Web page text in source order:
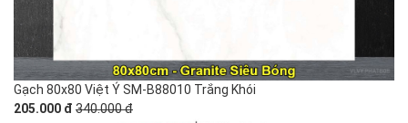
Gạch 80x80 Việt Ý SM-B88010 Trắng Khói
205.000 đ 340.000 đ